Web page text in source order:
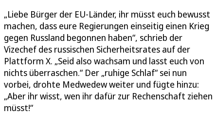
„Liebe Bürger der EU-Länder, ihr müsst euch bewusst
machen, dass eure Regierungen einseitig einen Krieg
gegen Russland begonnen haben“, schrieb der
Vizechef des russischen Sicherheitsrates auf der
Plattform X. „Seid also wachsam und lasst euch von
nichts überraschen.“ Der „ruhige Schlaf“ sei nun
vorbei, drohte Medwedew weiter und fügte hinzu:
„Aber ihr wisst, wen ihr dafür zur Rechenschaft ziehen
müsst!“